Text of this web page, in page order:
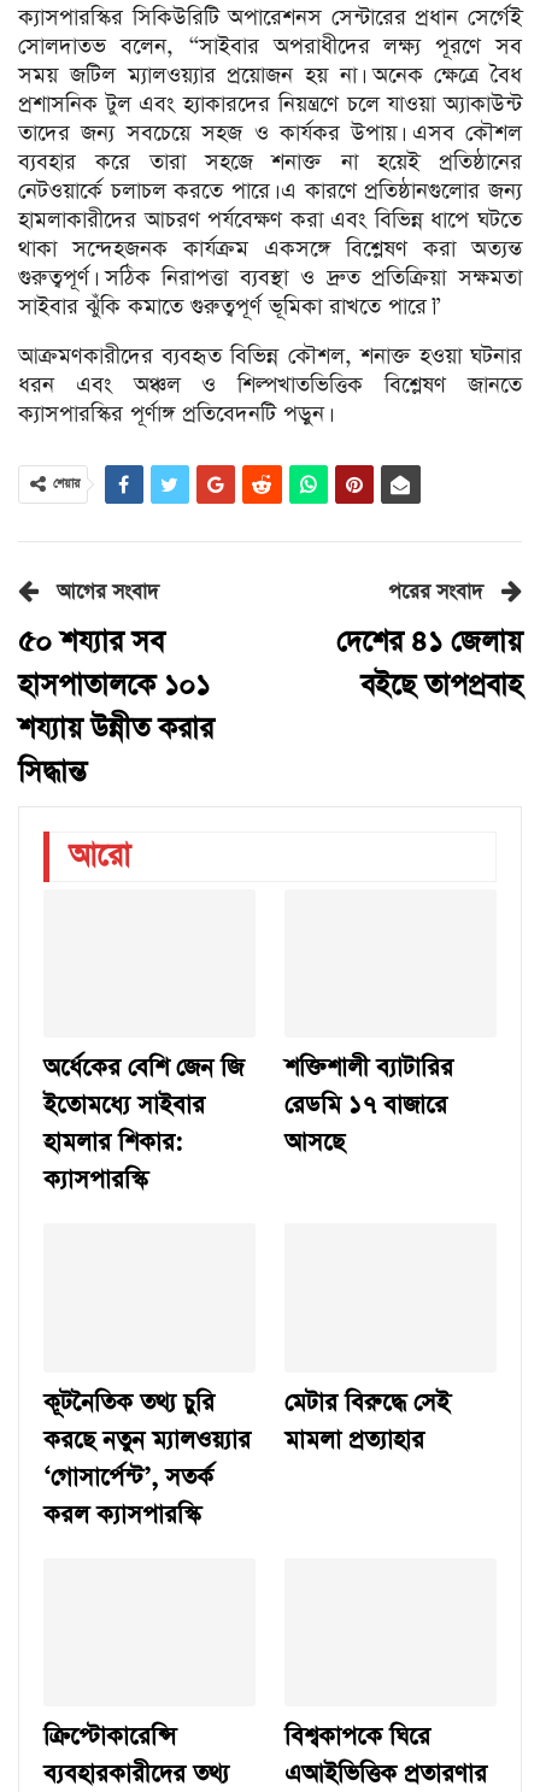
ক্যাসপারস্কির সিকিউরিটি অপারেশনস সেন্টারের প্রধান সের্গেই
সোলদাতভ বলেন, “সাইবার অপরাধীদের লক্ষ্য পূরণে সব
সময় জটিল ম্যালওয়্যার প্রয়োজন হয় না। অনেক ক্ষেত্রে বৈধ
প্রশাসনিক টুল এবং হ্যাকারদের নিয়ন্ত্রণে চলে যাওয়া অ্যাকাউন্ট
তাদের জন্য সবচেয়ে সহজ ও কার্যকর উপায়। এসব কৌশল
ব্যবহার করে তারা সহজে শনাক্ত না হয়েই প্রতিষ্ঠানের
নেটওয়ার্কে চলাচল করতে পারে। এ কারণে প্রতিষ্ঠানগুলোর জন্য
হামলাকারীদের আচরণ পর্যবেক্ষণ করা এবং বিভিন্ন ধাপে ঘটতে
থাকা সন্দেহজনক কার্যক্রম একসঙ্গে বিশ্লেষণ করা অত্যন্ত
গুরুত্বপূর্ণ। সঠিক নিরাপত্তা ব্যবস্থা ও দ্রুত প্রতিক্রিয়া সক্ষমতা
সাইবার ঝুঁকি কমাতে গুরুত্বপূর্ণ ভূমিকা রাখতে পারে।”
আক্রমণকারীদের ব্যবহৃত বিভিন্ন কৌশল, শনাক্ত হওয়া ঘটনার
ধরন এবং অঞ্চল ও শিল্পখাতভিত্তিক বিশ্লেষণ জানতে
ক্যাসপারস্কির পূর্ণাঙ্গ প্রতিবেদনটি পড়ুন।
শেয়ার
আগের সংবাদ
৫০ শয্যার সব
হাসপাতালকে ১০১
শয্যায় উন্নীত করার
সিদ্ধান্ত
পরের সংবাদ
দেশের ৪১ জেলায়
বইছে তাপপ্রবাহ
আরো
অর্ধেকের বেশি জেন জি
ইতোমধ্যে সাইবার
হামলার শিকার:
ক্যাসপারস্কি
শক্তিশালী ব্যাটারির
রেডমি ১৭ বাজারে
আসছে
কূটনৈতিক তথ্য চুরি
করছে নতুন ম্যালওয়্যার
‘গোসার্পেন্ট’, সতর্ক
করল ক্যাসপারস্কি
মেটার বিরুদ্ধে সেই
মামলা প্রত্যাহার
ক্রিপ্টোকারেন্সি
ব্যবহারকারীদের তথ্য
বিশ্বকাপকে ঘিরে
এআইভিত্তিক প্রতারণার